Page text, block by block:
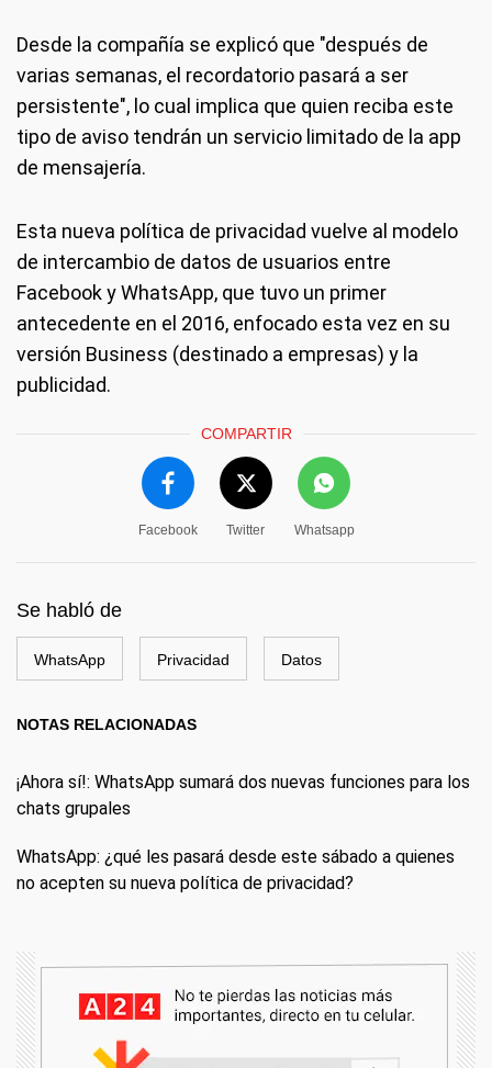
Desde la compañía se explicó que "después de
varias semanas, el recordatorio pasará a ser
persistente", lo cual implica que quien reciba este
tipo de aviso tendrán un servicio limitado de la app
de mensajería.
Esta nueva política de privacidad vuelve al modelo
de intercambio de datos de usuarios entre
Facebook y WhatsApp, que tuvo un primer
antecedente en el 2016, enfocado esta vez en su
versión Business (destinado a empresas) y la
publicidad.
COMPARTIR
Facebook Twitter Whatsapp
Se habló de
WhatsApp Privacidad Datos
NOTAS RELACIONADAS
¡Ahora sí!: WhatsApp sumará dos nuevas funciones para los
chats grupales
WhatsApp: ¿qué les pasará desde este sábado a quienes
no acepten su nueva política de privacidad?